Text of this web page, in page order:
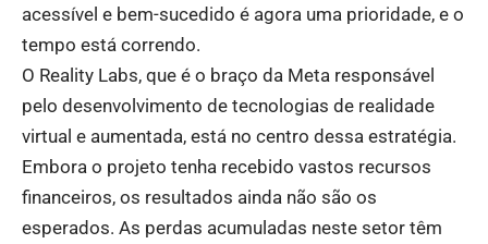
acessível e bem-sucedido é agora uma prioridade, e o
tempo está correndo.
O Reality Labs, que é o braço da Meta responsável
pelo desenvolvimento de tecnologias de realidade
virtual e aumentada, está no centro dessa estratégia.
Embora o projeto tenha recebido vastos recursos
financeiros, os resultados ainda não são os
esperados. As perdas acumuladas neste setor têm